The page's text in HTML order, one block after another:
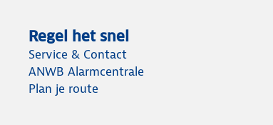
Regel het snel
Service & Contact
ANWB Alarmcentrale
Plan je route